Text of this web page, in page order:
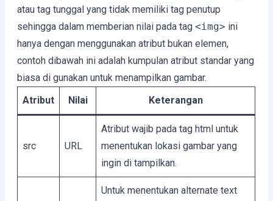
atau tag tunggal yang tidak memiliki tag penutup
sehingga dalam memberian nilai pada tag <img> ini
hanya dengan menggunakan atribut bukan elemen,
contoh dibawah ini adalah kumpulan atribut standar yang
biasa di gunakan untuk menampilkan gambar.
Atribut
Nilai Keterangan
src URL
Atribut wajib pada tag html untuk
menentukan lokasi gambar yang
ingin di tampilkan.
Untuk menentukan alternate text